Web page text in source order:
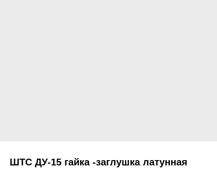
ШТС ДУ-15 гайка -заглушка латунная